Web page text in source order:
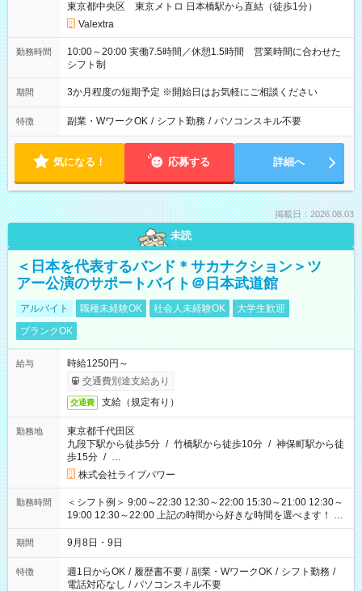
東京都中央区 東京メトロ 日本橋駅から直結（徒歩1分）
Valextra
勤務時間
10:00～20:00 実働7.5時間／休憩1.5時間 営業時間に合わせた
シフト制
期間 3か月程度の短期予定 ※開始日はお気軽にご相談ください
特徴 副業・WワークOK / シフト勤務 / パソコンスキル不要
気になる！ 応募する 詳細へ
掲載日：2026.08.03
未読
＜日本を代表するバンド＊サカナクション＞ツ
アー公演のサポートバイト＠日本武道館
アルバイト 職種未経験OK 社会人未経験OK
大学生歓迎
ブランクOK
給与
時給1250円～
交通費別途支給あり
交通費 支給（規定有り）
勤務地
東京都千代田区
九段下駅から徒歩5分 / 竹橋駅から徒歩10分 / 神保町駅から徒
歩15分 / …
株式会社ライブパワー
勤務時間
＜シフト例＞ 9:00～22:30 12:30～22:00 15:30～21:00 12:30～
19:00 12:30～22:00 上記の時間から好きな時間を選べます！ ※
時間は変更となる可能性があります
期間 9月8日・9日
特徴 週1日からOK / 履歴書不要 / 副業・WワークOK / シフト勤務 /
電話対応なし / パソコンスキル不要